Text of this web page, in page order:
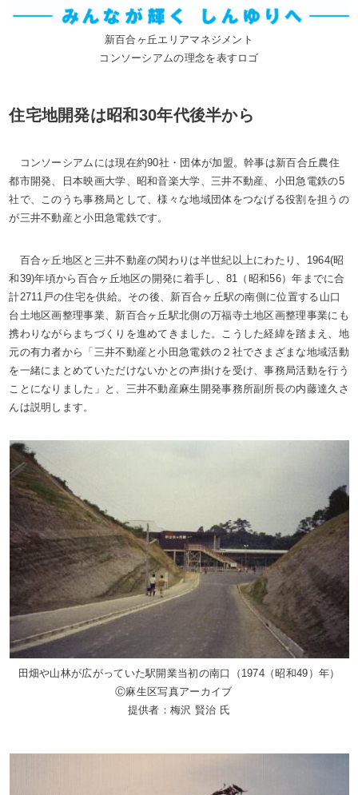
新百合ヶ丘エリアマネジメント
コンソーシアムの理念を表すロゴ
住宅地開発は昭和30年代後半から
コンソーシアムには現在約90社・団体が加盟。幹事は新百合丘農住
都市開発、日本映画大学、昭和音楽大学、三井不動産、小田急電鉄の5
社で、このうち事務局として、様々な地域団体をつなげる役割を担うの
が三井不動産と小田急電鉄です。
百合ヶ丘地区と三井不動産の関わりは半世紀以上にわたり、1964(昭
和39)年頃から百合ヶ丘地区の開発に着手し、81（昭和56）年までに合
計2711戸の住宅を供給。その後、新百合ヶ丘駅の南側に位置する山口
台土地区画整理事業、新百合ヶ丘駅北側の万福寺土地区画整理事業にも
携わりながらまちづくりを進めてきました。こうした経緯を踏まえ、地
元の有力者から「三井不動産と小田急電鉄の２社でさまざまな地域活動
を一緒にまとめていただけないかとの声掛けを受け、事務局活動を行う
ことになりました」と、三井不動産麻生開発事務所副所長の内藤達久さ
んは説明します。
田畑や山林が広がっていた駅開業当初の南口（1974（昭和49）年）
Ⓒ麻生区写真アーカイブ
提供者：梅沢 賢治 氏